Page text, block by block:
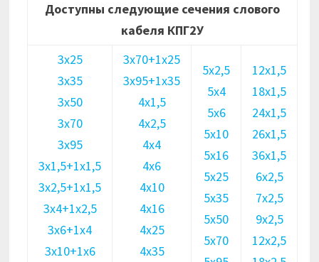
Доступны следующие сечения слового
кабеля КПГ2У
3х25
3х35
3х50
3х70
3х95
3х1,5+1х1,5
3х2,5+1х1,5
3х4+1х2,5
3х6+1х4
3х10+1х6
3х70+1х25
3х95+1х35
4х1,5
4х2,5
4х4
4х6
4х10
4х16
4х25
4х35
5х2,5
5х4
5х6
5х10
5х16
5х25
5х35
5х50
5х70
12х1,5
18х1,5
24х1,5
26х1,5
36х1,5
6х2,5
7х2,5
9х2,5
12х2,5